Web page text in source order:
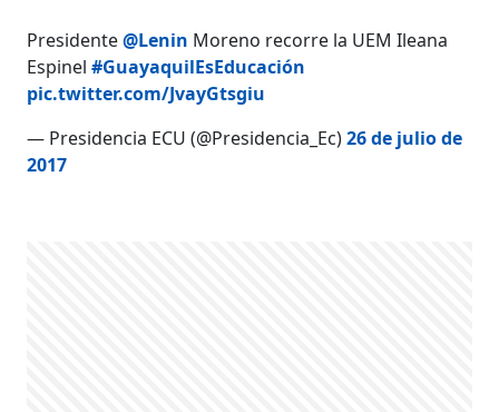
Presidente@Lenin Moreno recorre la UEM Ileana
Espinel#GuayaquilEsEducación
pic.twitter.com/JvayGtsgiu
— Presidencia ECU (@Presidencia_Ec)26 de julio de
2017